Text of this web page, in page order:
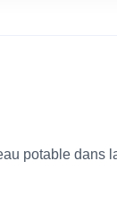
potable dans